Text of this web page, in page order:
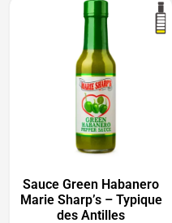
Sauce Green Habanero
Marie Sharp’s – Typique
des Antilles